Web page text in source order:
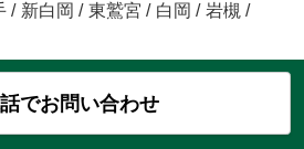
/ 新白岡 / 東鷲宮 / 白岡 / 岩槻 /
でお問い合わせ